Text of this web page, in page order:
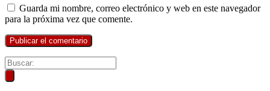
Guarda mi nombre, correo electrónico y web en este navegador
para la próxima vez que comente.